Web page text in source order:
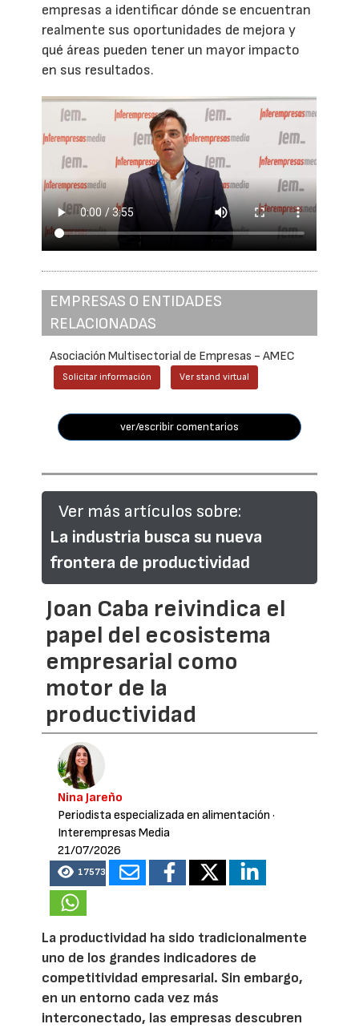
empresas a identificar dónde se encuentran
realmente sus oportunidades de mejora y
qué áreas pueden tener un mayor impacto
en sus resultados.
EMPRESAS O ENTIDADES
RELACIONADAS
Asociación Multisectorial de Empresas - AMEC
Solicitar información Ver stand virtual
ver/escribir comentarios
Ver más artículos sobre:
La industria busca su nueva
frontera de productividad
Joan Caba reivindica el
papel del ecosistema
empresarial como
motor de la
productividad
Nina Jareño
Periodista especializada en alimentación ·
Interempresas Media
21/07/2026
17573
La productividad ha sido tradicionalmente
uno de los grandes indicadores de
competitividad empresarial. Sin embargo,
en un entorno cada vez más
interconectado, las empresas descubren